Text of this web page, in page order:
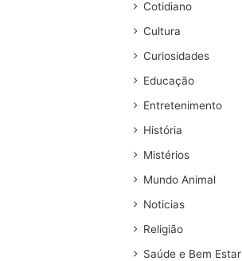
Cotidiano
Cultura
Curiosidades
Educação
Entretenimento
História
Mistérios
Mundo Animal
Noticias
Religião
Saúde e Bem Estar